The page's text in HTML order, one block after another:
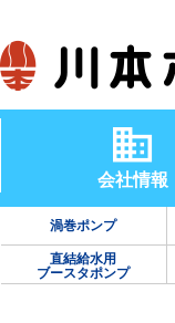
会社情報
渦巻ポンプ
直結給水用
ブースタポンプ